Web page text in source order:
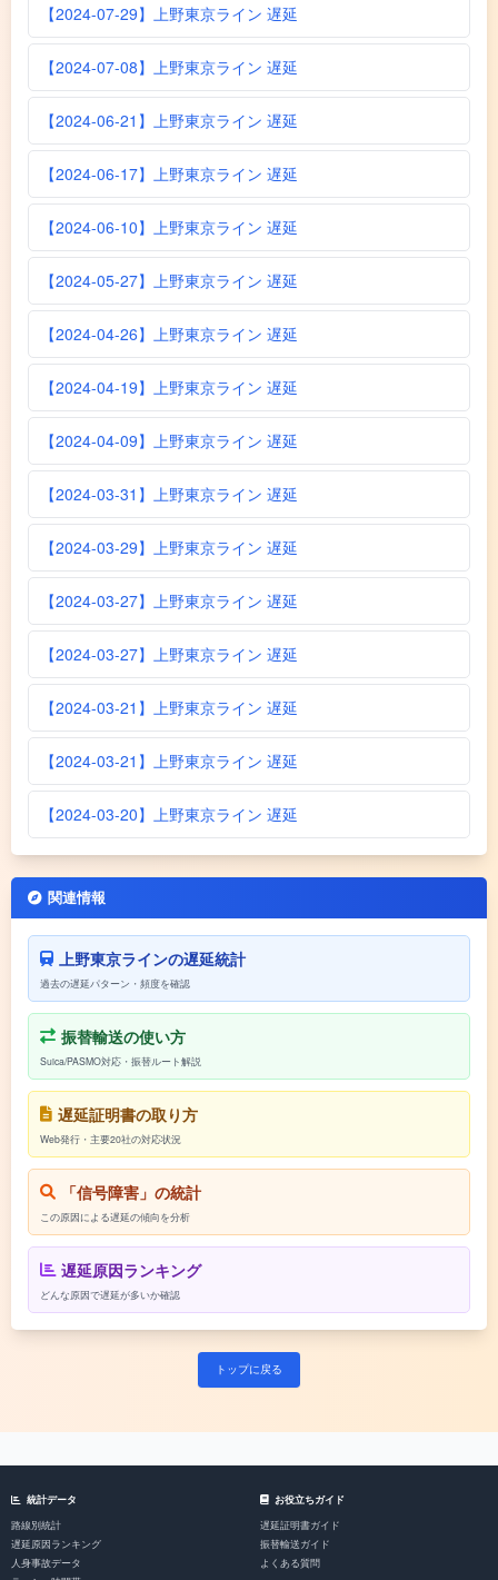
【2024-07-29】上野東京ライン 遅延
【2024-07-08】上野東京ライン 遅延
【2024-06-21】上野東京ライン 遅延
【2024-06-17】上野東京ライン 遅延
【2024-06-10】上野東京ライン 遅延
【2024-05-27】上野東京ライン 遅延
【2024-04-26】上野東京ライン 遅延
【2024-04-19】上野東京ライン 遅延
【2024-04-09】上野東京ライン 遅延
【2024-03-31】上野東京ライン 遅延
【2024-03-29】上野東京ライン 遅延
【2024-03-27】上野東京ライン 遅延
【2024-03-27】上野東京ライン 遅延
【2024-03-21】上野東京ライン 遅延
【2024-03-21】上野東京ライン 遅延
【2024-03-20】上野東京ライン 遅延
関連情報
上野東京ラインの遅延統計
過去の遅延パターン・頻度を確認
振替輸送の使い方
Suica/PASMO対応・振替ルート解説
遅延証明書の取り方
Web発行・主要20社の対応状況
「信号障害」の統計
この原因による遅延の傾向を分析
遅延原因ランキング
どんな原因で遅延が多いか確認
トップに戻る
統計データ
路線別統計
遅延原因ランキング
人身事故データ
お役立ちガイド
遅延証明書ガイド
振替輸送ガイド
よくある質問